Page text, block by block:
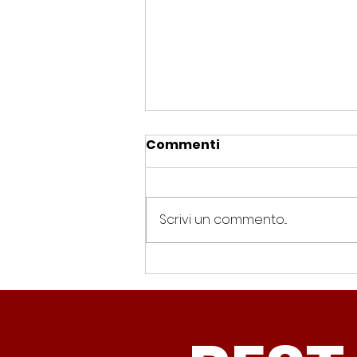
A Roma ritardi
<p>&#8220;Il quadro diffuso
oggi dalla campagna Ero
preoccupante a livello nazionale
e ancor di più se guardiamo la
Commenti
Scrivi un commento...